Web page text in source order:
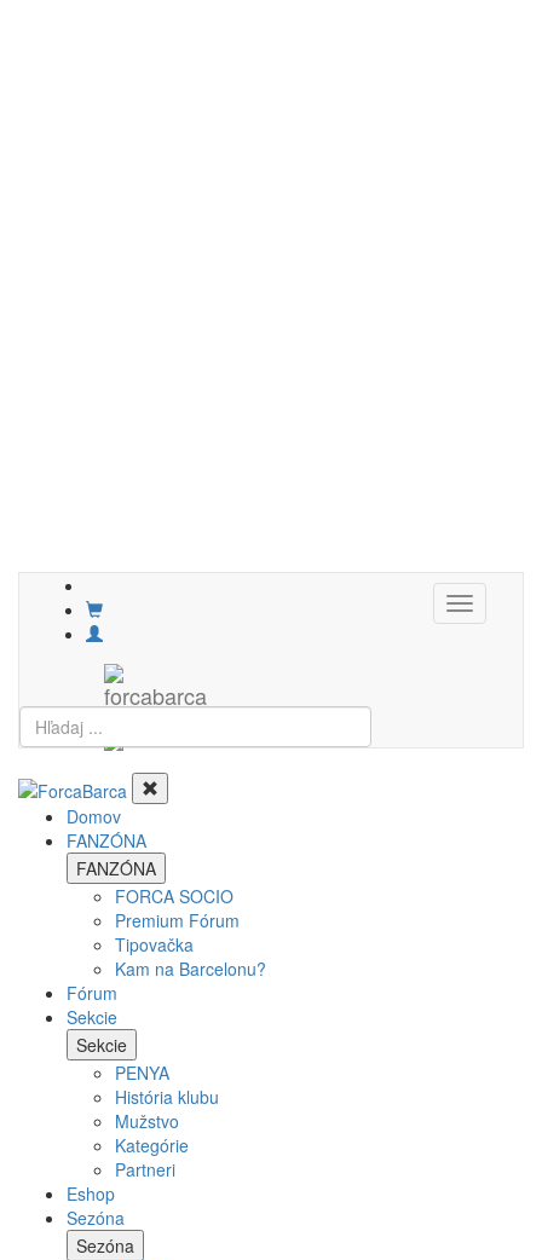
Toggle
navigation
Domov
FANZÓNA
FANZÓNA
FORCA SOCIO
Premium Fórum
Tipovačka
Kam na Barcelonu?
Fórum
Sekcie
Sekcie
PENYA
História klubu
Mužstvo
Kategórie
Partneri
Eshop
Sezóna
Sezóna